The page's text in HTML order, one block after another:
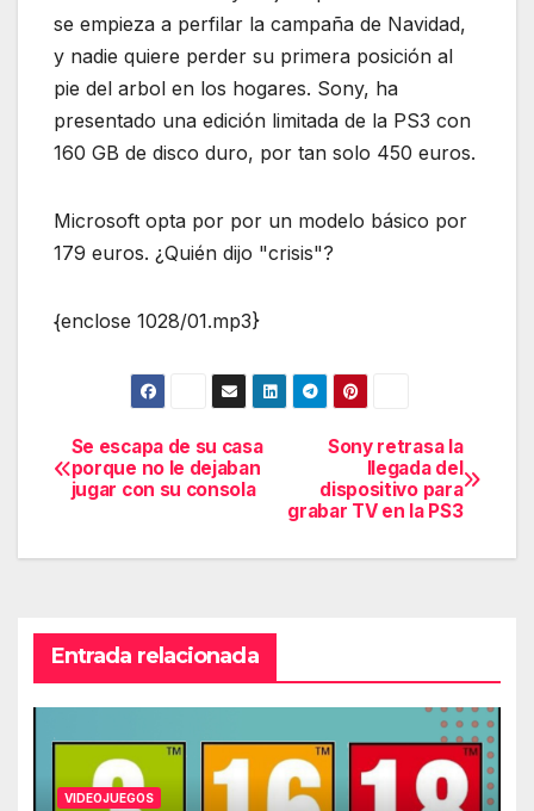
se empieza a perfilar la campaña de Navidad,
y nadie quiere perder su primera posición al
pie del arbol en los hogares. Sony, ha
presentado una edición limitada de la PS3 con
160 GB de disco duro, por tan solo 450 euros.
Microsoft opta por por un modelo básico por
179 euros. ¿Quién dijo "crisis"?
{enclose 1028/01.mp3}
Navegación
de
entradas
Sony retrasa la
llegada del
dispositivo para
grabar TV en la PS3
Se escapa de su casa
porque no le dejaban
jugar con su consola
Entrada relacionada
VIDEOJUEGOS